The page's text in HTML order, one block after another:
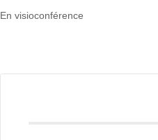
En visioconférence